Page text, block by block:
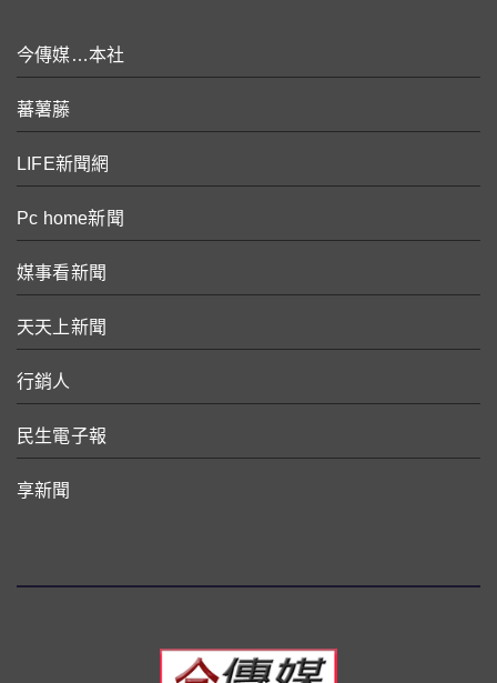
今傳媒…本社
蕃薯藤
LIFE新聞網
Pc home新聞
媒事看新聞
天天上新聞
行銷人
民生電子報
享新聞